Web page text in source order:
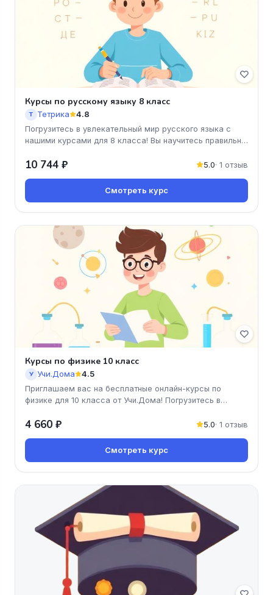
Курсы по русскому языку 8 класс
Т Тетрика 4.8
Погрузитесь в увлекательный мир русского языка с
нашими курсами для 8 класса! Вы научитесь правильно
10 744 ₽ 5.0· 1 отзыв
Смотреть курс
Курсы по физике 10 класс
У Учи.Дома 4.5
Приглашаем вас на бесплатные онлайн-курсы по
физике для 10 класса от Учи.Дома! Погрузитесь в
4 660 ₽ 5.0· 1 отзыв
Смотреть курс